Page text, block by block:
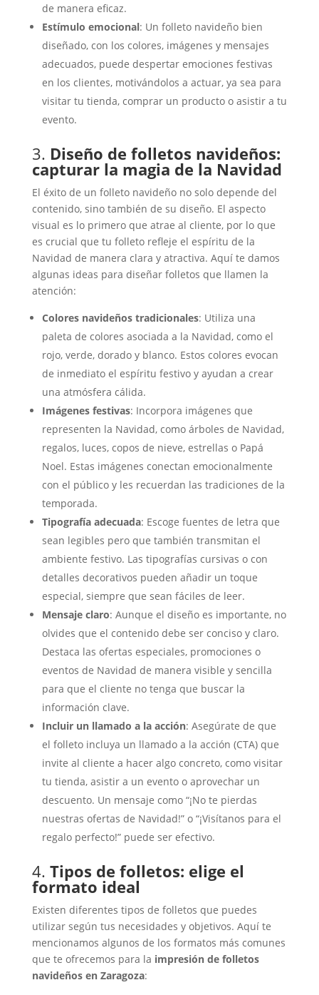
de manera eficaz.
Estímulo emocional: Un folleto navideño bien
diseñado, con los colores, imágenes y mensajes
adecuados, puede despertar emociones festivas
en los clientes, motivándolos a actuar, ya sea para
visitar tu tienda, comprar un producto o asistir a tu
evento.
3. Diseño de folletos navideños:
capturar la magia de la Navidad
El éxito de un folleto navideño no solo depende del
contenido, sino también de su diseño. El aspecto
visual es lo primero que atrae al cliente, por lo que
es crucial que tu folleto refleje el espíritu de la
Navidad de manera clara y atractiva. Aquí te damos
algunas ideas para diseñar folletos que llamen la
atención:
Colores navideños tradicionales: Utiliza una
paleta de colores asociada a la Navidad, como el
rojo, verde, dorado y blanco. Estos colores evocan
de inmediato el espíritu festivo y ayudan a crear
una atmósfera cálida.
Imágenes festivas: Incorpora imágenes que
representen la Navidad, como árboles de Navidad,
regalos, luces, copos de nieve, estrellas o Papá
Noel. Estas imágenes conectan emocionalmente
con el público y les recuerdan las tradiciones de la
temporada.
Tipografía adecuada: Escoge fuentes de letra que
sean legibles pero que también transmitan el
ambiente festivo. Las tipografías cursivas o con
detalles decorativos pueden añadir un toque
especial, siempre que sean fáciles de leer.
Mensaje claro: Aunque el diseño es importante, no
olvides que el contenido debe ser conciso y claro.
Destaca las ofertas especiales, promociones o
eventos de Navidad de manera visible y sencilla
para que el cliente no tenga que buscar la
información clave.
Incluir un llamado a la acción: Asegúrate de que
el folleto incluya un llamado a la acción (CTA) que
invite al cliente a hacer algo concreto, como visitar
tu tienda, asistir a un evento o aprovechar un
descuento. Un mensaje como “¡No te pierdas
nuestras ofertas de Navidad!” o “¡Visítanos para el
regalo perfecto!” puede ser efectivo.
4. Tipos de folletos: elige el
formato ideal
Existen diferentes tipos de folletos que puedes
utilizar según tus necesidades y objetivos. Aquí te
mencionamos algunos de los formatos más comunes
que te ofrecemos para la impresión de folletos
navideños en Zaragoza: